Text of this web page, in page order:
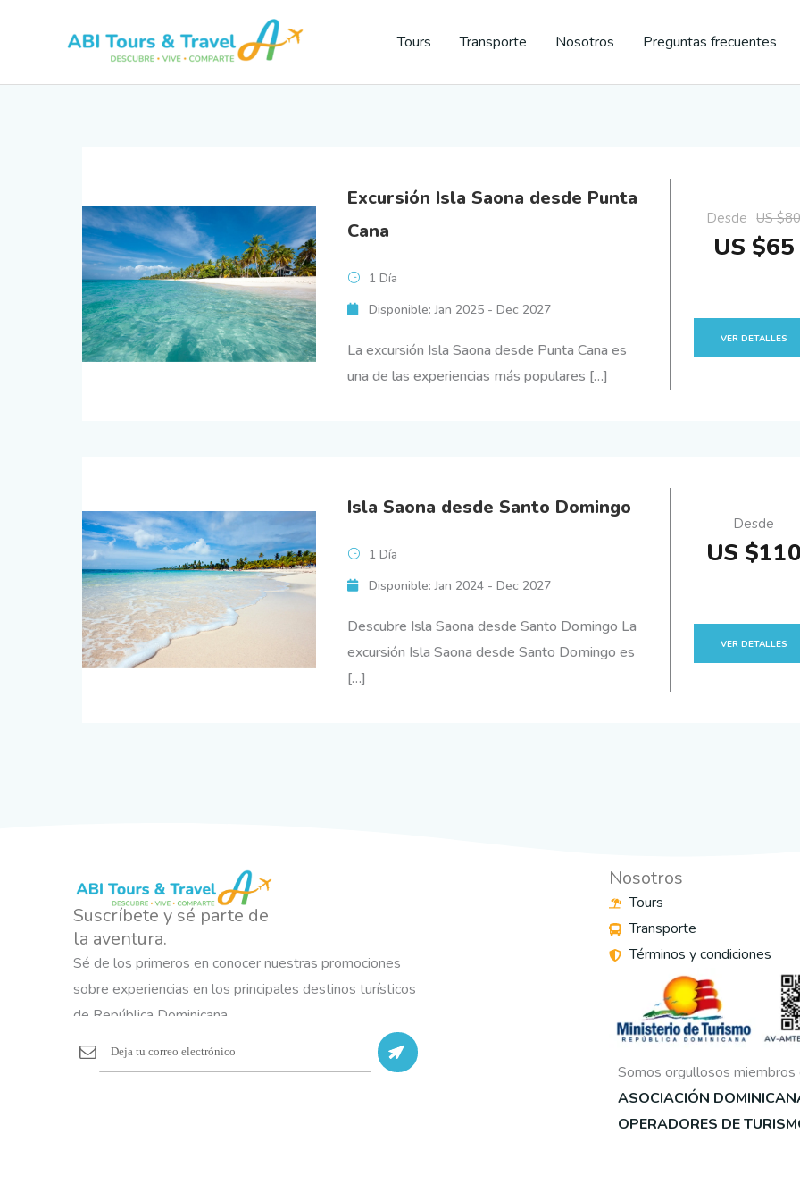
Tours Transporte Nosotros Preguntas frecuentes
Excursión Isla Saona desde Punta
Cana
1 Día
Disponible: Jan 2025 - Dec 2027
La excursión Isla Saona desde Punta Cana es
una de las experiencias más populares […]
Desde US
US $65
VER DETALLES
Isla Saona desde Santo Domingo
1 Día
Disponible: Jan 2024 - Dec 2027
Descubre Isla Saona desde Santo Domingo La
excursión Isla Saona desde Santo Domingo es
[…]
Desde
US
VER DETALLES
Suscríbete y sé parte de
la aventura.
Sé de los primeros en conocer nuestras promociones
sobre experiencias en los principales destinos turísticos
de República Dominicana.
Nosotros
Tours
Transporte
Términos y condiciones
Somos orgullosos miembros
ASOCIACIÓN
OPERADORES DE